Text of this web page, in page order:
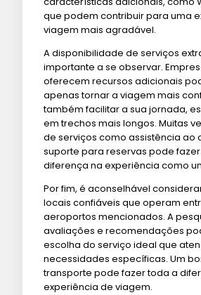
que podem contribuir para uma
viagem mais agradável.
A disponibilidade de serviços
importante a se observar.
oferecem recursos adicionais
apenas tornar a viagem mais
também facilitar a sua jornada,
em trechos mais longos. Muitas
de serviços como assistência ao
suporte para reservas pode
diferença na experiência como
Por fim, é aconselhável
locais confiáveis que operam
aeroportos mencionados. A
avaliações e recomendações
escolha do serviço ideal que
necessidades específicas. Um
transporte pode fazer toda a
experiência de viagem.